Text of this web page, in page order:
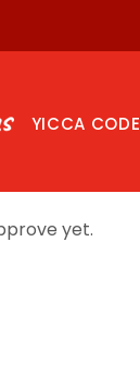
YICCA CODE
yet.